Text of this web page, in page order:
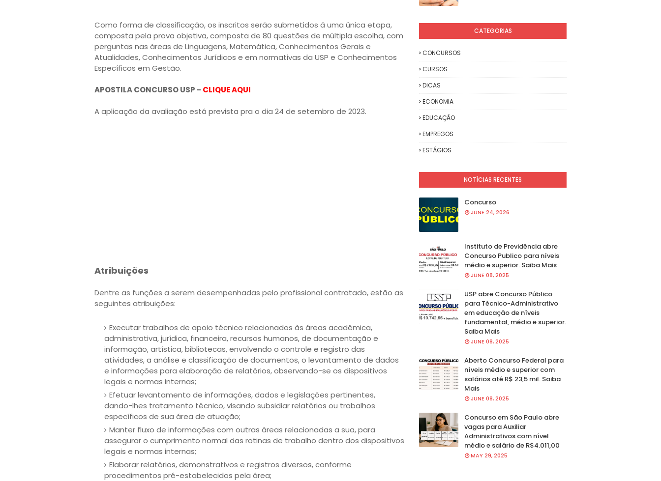
Como forma de classificação, os inscritos serão submetidos á uma única etapa,
composta pela prova objetiva, composta de 80 questões de múltipla escolha, com
perguntas nas áreas de Linguagens, Matemática, Conhecimentos Gerais e
Atualidades, Conhecimentos Jurídicos e em normativas da USP e Conhecimentos
Específicos em Gestão.
APOSTILA CONCURSO USP - CLIQUE AQUI
A aplicação da avaliação está prevista pra o dia 24 de setembro de 2023.
Atribuições
Dentre as funções a serem desempenhadas pelo profissional contratado, estão as
seguintes atribuições:
Executar trabalhos de apoio técnico relacionados às áreas acadêmica,
administrativa, jurídica, financeira, recursos humanos, de documentação e
informação, artística, bibliotecas, envolvendo o controle e registro das
atividades, a análise e classificação de documentos, o levantamento de dados
e informações para elaboração de relatórios, observando-se os dispositivos
legais e normas internas;
Efetuar levantamento de informações, dados e legislações pertinentes,
dando-lhes tratamento técnico, visando subsidiar relatórios ou trabalhos
específicos de sua área de atuação;
Manter fluxo de informações com outras áreas relacionadas a sua, para
assegurar o cumprimento normal das rotinas de trabalho dentro dos dispositivos
legais e normas internas;
Elaborar relatórios, demonstrativos e registros diversos, conforme
procedimentos pré-estabelecidos pela área;
CATEGORIAS
CONCURSOS
CURSOS
DICAS
ECONOMIA
EDUCAÇÃO
EMPREGOS
ESTÁGIOS
NOTÍCIAS RECENTES
Concurso
JUNE 24, 2026
Instituto de Previdência abre
Concurso Publico para níveis
médio e superior. Saiba Mais
JUNE 08, 2025
USP abre Concurso Público
para Técnico-Administrativo
em educação de níveis
fundamental, médio e superior.
Saiba Mais
JUNE 08, 2025
Aberto Concurso Federal para
níveis médio e superior com
salários até R$ 23,5 mil. Saiba
Mais
JUNE 08, 2025
Concurso em São Paulo abre
vagas para Auxiliar
Administrativos com nível
médio e salário de R$4.011,00
MAY 29, 2025